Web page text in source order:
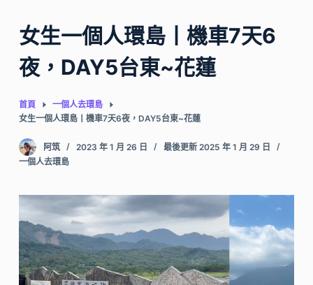
女生一個人環島丨機車7天6
夜，DAY5台東~花蓮
首頁
一個人去環島
女生一個人環島丨機車7天6夜，DAY5台東~花蓮
阿筑 2023 年 1 月 26 日
最後更新 2025 年 1 月 29 日
一個人去環島